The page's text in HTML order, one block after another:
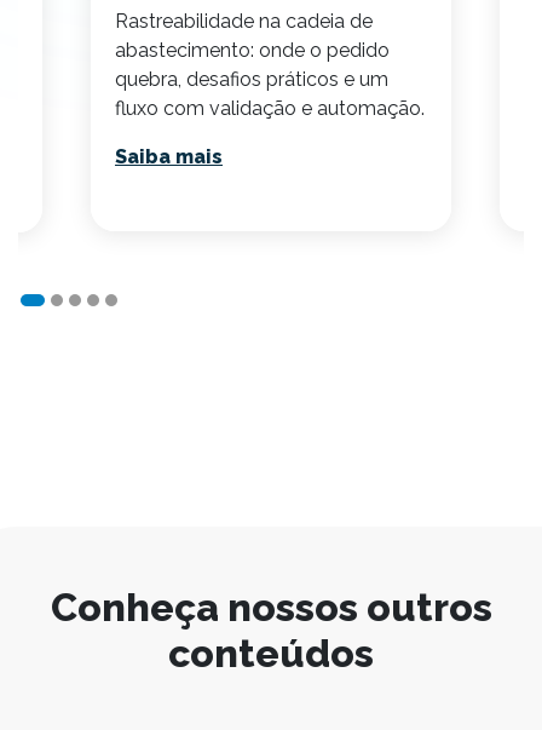
Rastreabilidade na cadeia de
abastecimento: onde o pedido
quebra, desafios práticos e um
fluxo com validação e automação.
Saiba mais
Conheça nossos outros
conteúdos